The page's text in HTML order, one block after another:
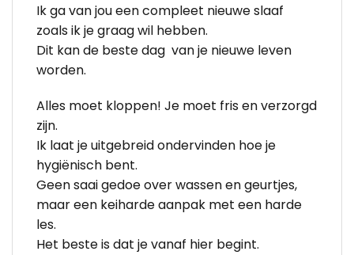
Ik ga van jou een compleet nieuwe slaaf
zoals ik je graag wil hebben.
Dit kan de beste dag van je nieuwe leven
worden.
Alles moet kloppen! Je moet fris en verzorgd
zijn.
Ik laat je uitgebreid ondervinden hoe je
hygiënisch bent.
Geen saai gedoe over wassen en geurtjes,
maar een keiharde aanpak met een harde
les.
Het beste is dat je vanaf hier begint.